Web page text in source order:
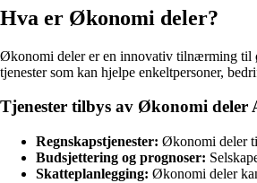
Hva er Økonomi deler?
Økonomi deler er en innovativ tilnærming til
tjenester som kan hjelpe enkeltpersoner,
Tjenester tilbys av Økonomi deler
Regnskapstjenester: Økonomi deler
Budsjettering og prognoser:
Skatteplanlegging: Økonomi deler